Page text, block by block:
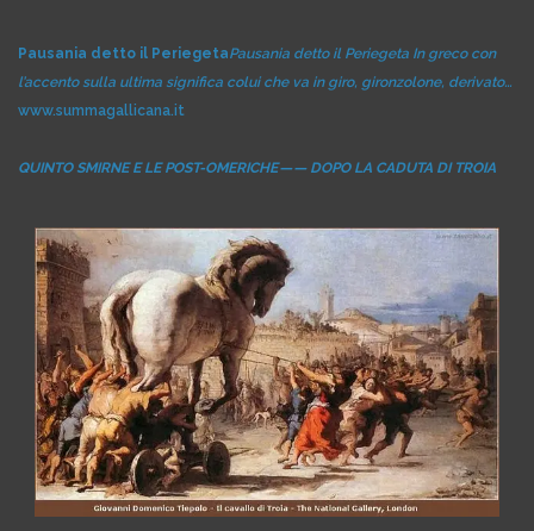
Pausania detto il PeriegetaPausania detto il Periegeta In greco con
l’accento sulla ultima significa colui che va in giro, gironzolone, derivato…
www.summagallicana.it
QUINTO SMIRNE E LE POST-OMERICHE — — DOPO LA CADUTA DI TROIA